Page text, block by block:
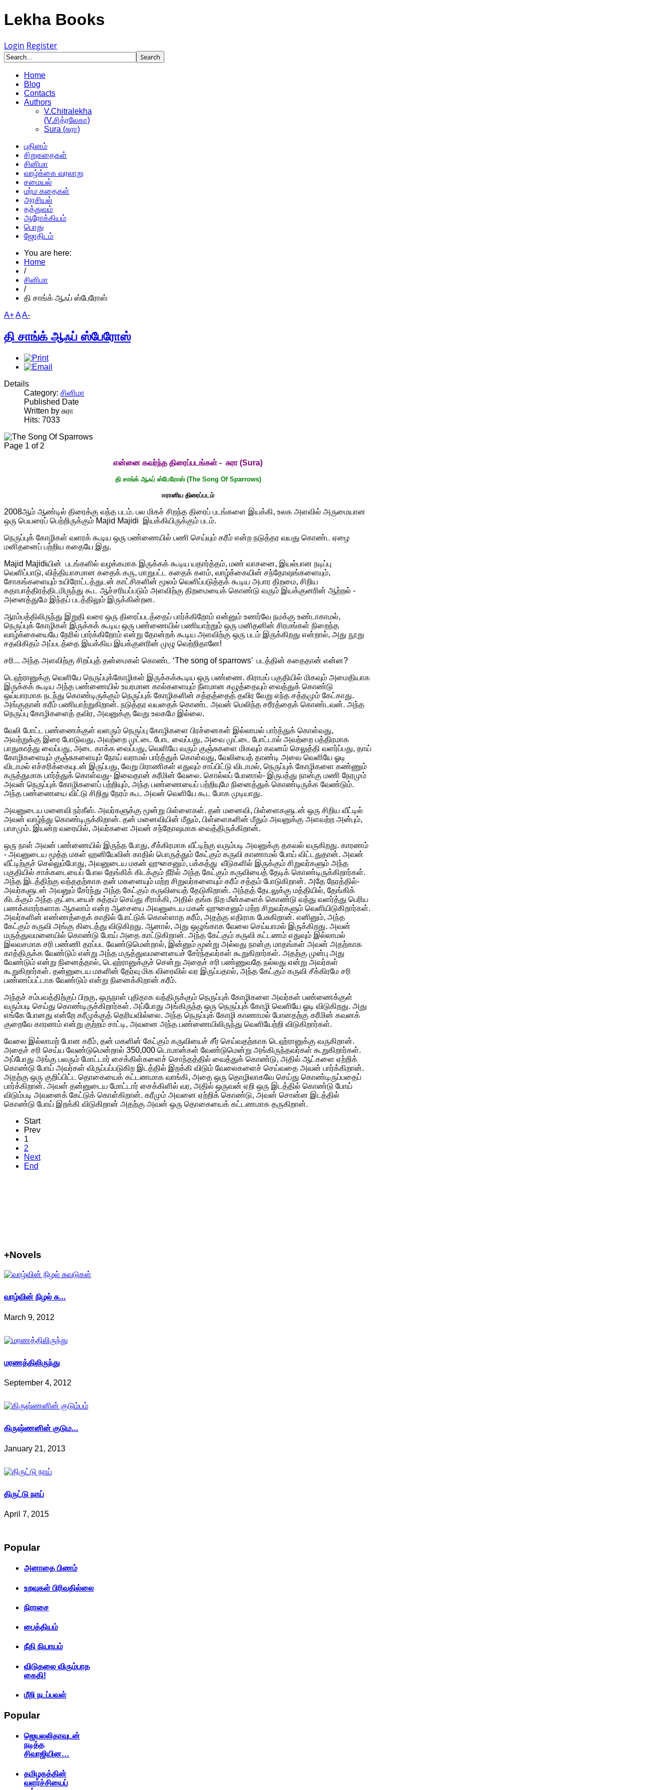
Lekha Books
Login Register
Home
Blog
Contacts
Authors
V.Chitralekha
(V.சித்ரலேகா)
Sura (சுரா)
புதினம்
சிறுகதைகள்
சினிமா
வாழ்க்கை வரலாறு
சமையல்
மர்ம கதைகள்
அரசியல்
தத்துவம்
ஆரோக்கியம்
பொது
ஜோதிடம்
You are here:
Home
/
சினிமா
/
தி சாங்க் ஆஃப் ஸ்பேரோஸ்
A+AA-
தி சாங்க் ஆஃப் ஸ்பேரோஸ்
Details
Category: சினிமா
Published Date
Written by சுரா
Hits: 7033
Page 1 of 2
என்னை கவர்ந்த திரைப்படங்கள் -சுரா(Sura)
தி சாங்க் ஆஃப் ஸ்பேரோஸ் (The Song Of Sparrows)
ஈரானிய திரைப்படம்
2008ஆம் ஆண்டில் திரைக்கு வந்த படம். பல மிகச் சிறந்த திரைப் படங்களை இயக்கி, உலக அளவில் அருமையான
ஒரு பெயரைப் பெற்றிருக்கும் Majid Majidi இயக்கியிருக்கும் படம்.
நெருப்புக் கோழிகள் வளரக் கூடிய ஒரு பண்ணையில் பணி செய்யும் கரீம் என்ற நடுத்தர வயது கொண்ட ஏழை
மனிதனைப் பற்றிய கதையே இது.
Majid Majidiயின் படங்களில் வழக்கமாக இருக்கக் கூடிய யதார்த்தம், மண் வாசனை, இயல்பான நடிப்பு
வெளிப்பாடு, வித்தியாசமான கதைக் கரு, மாறுபட்ட கதைக் களம், வாழ்க்கையின் சந்தோஷங்களையும்,
சோகங்களையும் உயிரோட்டத்துடன் காட்சிகளின் மூலம் வெளிப்படுத்தக் கூடிய அபார திறமை, சிறிய
கதாபாத்திரத்திடமிருந்து கூட ஆச்சரியப்படும் அளவிற்கு திறமையைக் கொண்டு வரும் இயக்குனரின் ஆற்றல் -
அனைத்துமே இந்தப் படத்திலும் இருக்கின்றன.
ஆரம்பத்திலிருந்து இறுதி வரை ஒரு திரைப்படத்தைப் பார்க்கிறோம் என்னும் உணர்வே நமக்கு உண்டாகாமல்,
நெருப்புக் கோழிகள் இருக்கக் கூடிய ஒரு பண்ணையில் பணியாற்றும் ஒரு மனிதனின் சிரமங்கள் நிறைந்த
வாழ்க்கையையே நேரில் பார்க்கிறோம் என்று தோன்றக் கூடிய அளவிற்கு ஒரு படம் இருக்கிறது என்றால், அது நூறு
சதவிகிதம் அப்படத்தை இயக்கிய இயக்குனரின் முழு வெற்றிதானே!
சரி... அந்த அளவிற்கு சிறப்புத் தன்மைகள் கொண்ட ‘The song of sparrows’ படத்தின் கதைதான் என்ன?
டெஹ்ரானுக்கு வெளியே நெருப்புக்கோழிகள் இருக்கக்கூடிய ஒரு பண்ணை. கிராமப் பகுதியில் மிகவும் அமைதியாக
இருக்கக் கூடிய அந்த பண்ணையில் உயரமான கால்களையும் நீளமான கழுத்தையும் வைத்துக் கொண்டு
ஒய்யாரமாக நடந்து கொண்டிருக்கும் நெருப்புக் கோழிகளின் சத்தத்தைத் தவிர வேறு எந்த சத்தமும் கேட்காது.
அங்குதான் கரீம் பணியாற்றுகிறான். நடுத்தர வயதைக் கொண்ட அவன் மெலிந்த சரீரத்தைக் கொண்டவன். அந்த
நெருப்பு கோழிகளைத் தவிர, அவனுக்கு வேறு உலகமே இல்லை.
வேலி போட்ட பண்ணைக்குள் வளரும் நெருப்பு கோழிகளை பிரச்னைகள் இல்லாமல் பார்த்துக் கொள்வது,
அவற்றுக்கு இரை போடுவது, அவற்றை முட்டை போட வைப்பது, அவை முட்டை போட்டால் அவற்றை பத்திரமாக
பாதுகாத்து வைப்பது, அடை காக்க வைப்பது, வெளியே வரும் குஞ்சுகளை மிகவும் கவனம் செலுத்தி வளர்ப்பது, தாய்
கோழிகளையும் குஞ்சுகளையும் நோய் வராமல் பார்த்துக் கொள்வது, வேலியைத் தாண்டி அவை வெளியே ஓடி
விடாமல் எச்சரிக்கையுடன் இருப்பது, வேறு பிராணிகள் எதுவும் சாப்பிட்டு விடாமல், நெருப்புக் கோழிகளை கண்ணும்
கருத்துமாக பார்த்துக் கொள்வது- இவைதான் கரீமின் வேலை. சொல்லப் போனால்- இருபத்து நான்கு மணி நேரமும்
அவன் நெருப்புக் கோழிகளைப் பற்றியும், அந்த பண்ணையைப் பற்றியுமே நினைத்துக் கொண்டிருக்க வேண்டும்.
அந்த பண்ணையை விட்டு சிறிது நேரம் கூட அவன் வெளியே கூட போக முடியாது.
அவனுடைய மனைவி நர்கீஸ். அவர்களுக்கு மூன்று பிள்ளைகள். தன் மனைவி, பிள்ளைகளுடன் ஒரு சிறிய வீட்டில்
அவன் வாழ்ந்து கொண்டிருக்கிறான். தன் மனைவியின் மீதும், பிள்ளைகளின் மீதும் அவனுக்கு அளவற்ற அன்பும்,
பாசமும். இயன்ற வரையில், அவர்களை அவன் சந்தோஷமாக வைத்திருக்கிறான்.
ஒரு நாள் அவன் பண்ணையில் இருந்த போது, சீக்கிரமாக வீட்டிற்கு வரும்படி அவனுக்கு தகவல் வருகிறது. காரணம்
- அவனுடைய மூத்த மகள் ஹனியேவின் காதில் பொருத்தும் கேட்கும் கருவி காணாமல் போய் விட்டதுதான். அவன்
வீட்டிற்குச் செல்லும்போது, அவனுடைய மகன் ஹுசைனும், பக்கத்து வீடுகளில் இருக்கும் சிறுவர்களும் அந்த
பகுதியில் சாக்கடையைப் போல தேங்கிக் கிடக்கும் நீரில் அந்த கேட்கும் கருவியைத் தேடிக் கொண்டிருக்கிறார்கள்.
அந்த இடத்திற்கு வந்ததற்காக தன் மகனையும் மற்ற சிறுவர்களையும் கரீம் சத்தம் போடுகிறான். அதே நேரத்தில்-
அவர்களுடன் அவனும் சேர்ந்து அந்த கேட்கும் கருவியைத் தேடுகிறான். அந்தத் தேடலுக்கு மத்தியில், தேங்கிக்
கிடக்கும் அந்த குட்டையைச் சுத்தம் செய்து சீராக்கி, அதில் தங்க நிற மீன்களைக் கொண்டு வந்து வளர்த்து பெரிய
பணக்காரர்களாக ஆகலாம் என்ற ஆசையை அவனுடைய மகன் ஹுசைனும் மற்ற சிறுவர்களும் வெளியிடுகிறார்கள்.
அவர்களின் எண்ணத்தைக் காதில் போட்டுக் கொள்ளாத கரீம், அதற்கு எதிராக பேசுகிறான். எனினும், அந்த
கேட்கும் கருவி அங்கு கிடைத்து விடுகிறது. ஆனால், அது ஒழுங்காக வேலை செய்யாமல் இருக்கிறது. அவன்
மருத்துவமனையில் கொண்டு போய் அதை காட்டுகிறான். அந்த கேட்கும் கருவி கட்டணம் எதுவும் இல்லாமல்
இலவசமாக சரி பண்ணி தரப்பட வேண்டுமென்றால், இன்னும் மூன்று அல்லது நான்கு மாதங்கள் அவன் அதற்காக
காத்திருக்க வேண்டும் என்று அந்த மருத்துவமனையைச் சேர்ந்தவர்கள் கூறுகிறார்கள். அதற்கு முன்பு அது
வேண்டும் என்று நினைத்தால், டெஹ்ரானுக்குச் சென்று அதைச் சரி பண்ணுவதே நல்லது என்று அவர்கள்
கூறுகிறார்கள். தன்னுடைய மகளின் தேர்வு மிக விரைவில் வர இருப்பதால், அந்த கேட்கும் கருவி சீக்கிரமே சரி
பண்ணப்பட்டாக வேண்டும் என்று நினைக்கிறான் கரீம்.
அந்தச் சம்பவத்திற்குப் பிறகு, ஒருநாள் புதிதாக வந்திருக்கும் நெருப்புக் கோழிகளை அவர்கள் பண்ணைக்குள்
வரும்படி செய்து கொண்டிருக்கிறார்கள். அப்போது அங்கிருந்த ஒரு நெருப்புக் கோழி வெளியே ஓடி விடுகிறது. அது
எங்கே போனது என்றே கரீமுக்குத் தெரியவில்லை. அந்த நெருப்புக் கோழி காணாமல் போனதற்கு கரீமின் கவனக்
குறைவே காரணம் என்று குற்றம் சாட்டி, அவனை அந்த பண்ணையிலிருந்து வெளியேற்றி விடுகிறார்கள்.
வேலை இல்லாமற் போன கரீம், தன் மகளின் கேட்கும் கருவியைச் சீர் செய்வதற்காக டெஹ்ரானுக்கு வருகிறான்.
அதைச் சரி செய்ய வேண்டுமென்றால் 350,000 டொமான்கள் வேண்டுமென்று அங்கிருந்தவர்கள் கூறுகிறார்கள்.
அப்போது அங்கு பலரும் மோட்டார் சைக்கிள்களைச் சொந்தத்தில் வைத்துக் கொண்டு, அதில் ஆட்களை ஏற்றிக்
கொண்டு போய் அவர்கள் விருப்பப்படுகிற இடத்தில் இறக்கி விடும் வேலைகளைச் செய்வதை அவன் பார்க்கிறான்.
அதற்கு ஒரு குறிப்பிட்ட தொகையைக் கட்டணமாக வாங்கி, அதை ஒரு தொழிலாகவே செய்து கொண்டிருப்பதைப்
பார்க்கிறான். அவன் தன்னுடைய மோட்டார் சைக்கிளில் வர, அதில் ஒருவன் ஏறி ஒரு இடத்தில் கொண்டு போய்
விடும்படி அவனைக் கேட்டுக் கொள்கிறான். கரீமும் அவனை ஏற்றிக் கொண்டு, அவன் சொன்ன இடத்தில்
கொண்டு போய் இறக்கி விடுகிறான் அதற்கு அவன் ஒரு தொகையைக் கட்டணமாக தருகிறான்.
Start
Prev
1
2
Next
End
+Novels
வாழ்வின் நிழல் சு…
March 9, 2012
மரணத்திலிருந்து
September 4, 2012
கிருஷ்ணனின் குடும…
January 21, 2013
திருட்டு நாய்
April 7, 2015
Popular
அனாதை பிணம்
உறவுகள் பிரிவதில்லை
நிராசை
பைத்தியம்
நீதி நியாயம்
விடுதலை விரும்பாத
கைதி!
மீறி நடப்பவள்
Popular
ஜெயலலிதாவுடன்
நடித்த
சிவாஜியின…
தமிழகத்தின்
வளர்ச்சியைப்